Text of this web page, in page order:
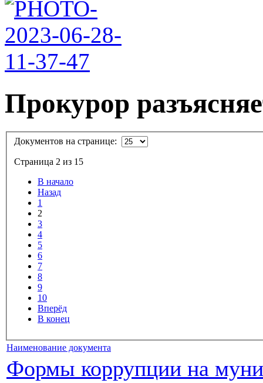
Прокурор
Документов на странице:
Страница 2 из 15
В начало
Назад
1
2
3
4
5
6
7
8
9
10
Вперёд
В конец
Наименование документа
Формы коррупции на